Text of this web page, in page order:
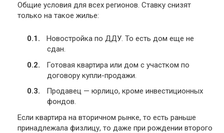
Общие условия для всех регионов. Ставку снизят
только на такое жилье:
Новостройка по ДДУ. То есть дом еще не
сдан.
Готовая квартира или дом с участком по
договору купли-продажи.
Продавец — юрлицо, кроме инвестиционных
фондов.
Если квартира на вторичном рынке, то есть раньше
принадлежала физлицу, то даже при рождении второго